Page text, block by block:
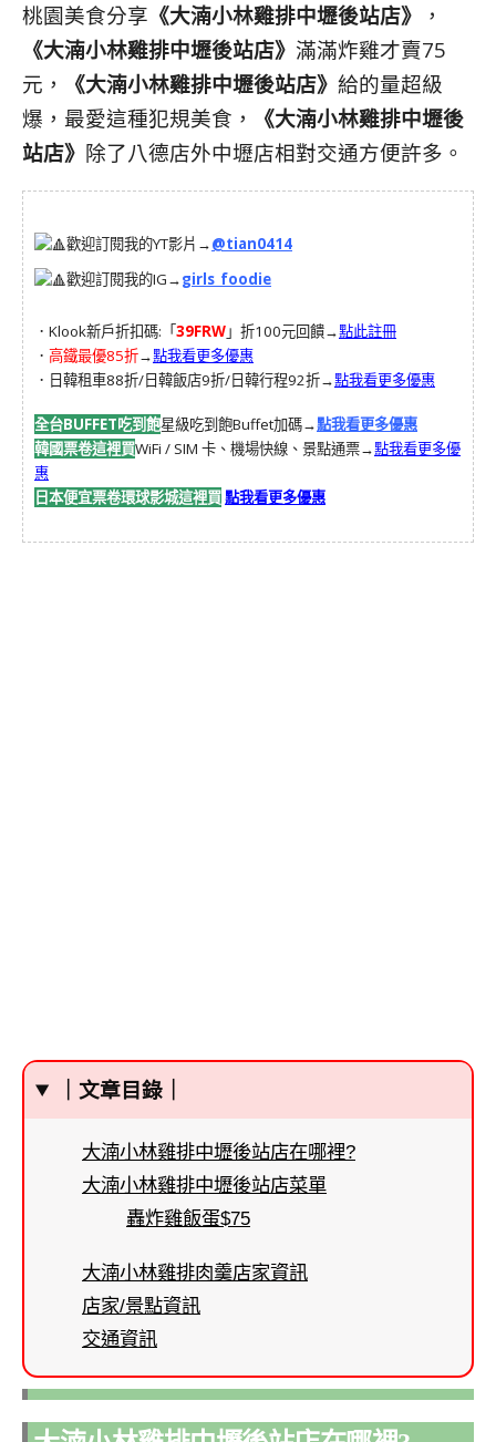
桃園美食分享 《大湳小林雞排中壢後站店》
，
《大湳小林雞排中壢後站店》 滿滿炸雞才賣75
元，
《大湳小林雞排中壢後站店》 給的量超級
爆，最愛這種犯規美食，
《大湳小林雞排中壢後
站店》 除了八德店外中壢店相對交通方便許多。
歡迎訂閱我的YT影片→@tian0414
歡迎訂閱我的IG→girls_foodie
．Klook新戶折扣碼:「39FRW」折100元回饋→點此註冊
． 高鐵最優85折→點我看更多優惠
．日韓租車88折/日韓飯店9折/日韓行程92折→點我看更多優惠
全台BUFFET吃到飽星級吃到飽Buffet加碼→點我看更多優惠
韓國票卷這裡買WiFi / SIM 卡、機場快線、景點通票→點我看更多優
惠
日本便宜票卷環球影城這裡買點我看更多優惠
｜文章目錄｜
大湳小林雞排中壢後站店在哪裡?
大湳小林雞排中壢後站店菜單
轟炸雞飯蛋$75
大湳小林雞排肉羹店家資訊
店家/景點資訊
交通資訊